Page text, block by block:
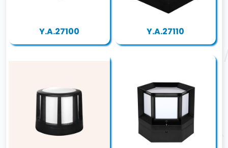
Y.A.27100 Y.A.27110